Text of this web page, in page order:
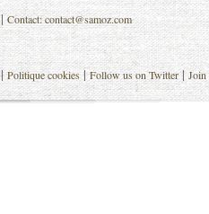
|Contact:contact@samoz.com
|Politique cookies |Follow us on Twitter |Join